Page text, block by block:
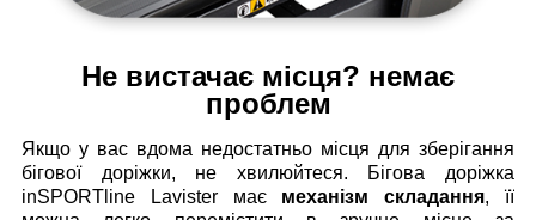
Не вистачає місця? немає
проблем
Якщо у вас вдома недостатньо місця для зберігання
бігової доріжки, не хвилюйтеся. Бігова доріжка
inSPORTline Lavister має механізм складання, її